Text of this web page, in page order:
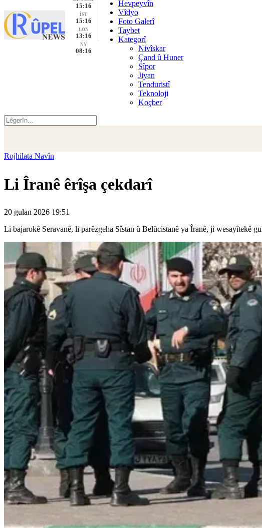
15:16
İST
15:16
LON
13:16
NY
08:16
Hevpeyvîn
Vîdyo
Foto Galerî
Taybet
Kategorî
Nivîskar
Çand û Huner
Sîpor
Jiyan
Tenduristî
Teknoloji
Koçber
Rojhilata Navîn
Li Îranê êrîşa çekdarî
20 gulan 2026 19:51
Li bajarokê Seravanê, li parêzgeha Sîstan û Belûcistanê ya Îranê, ji wesayîtekê